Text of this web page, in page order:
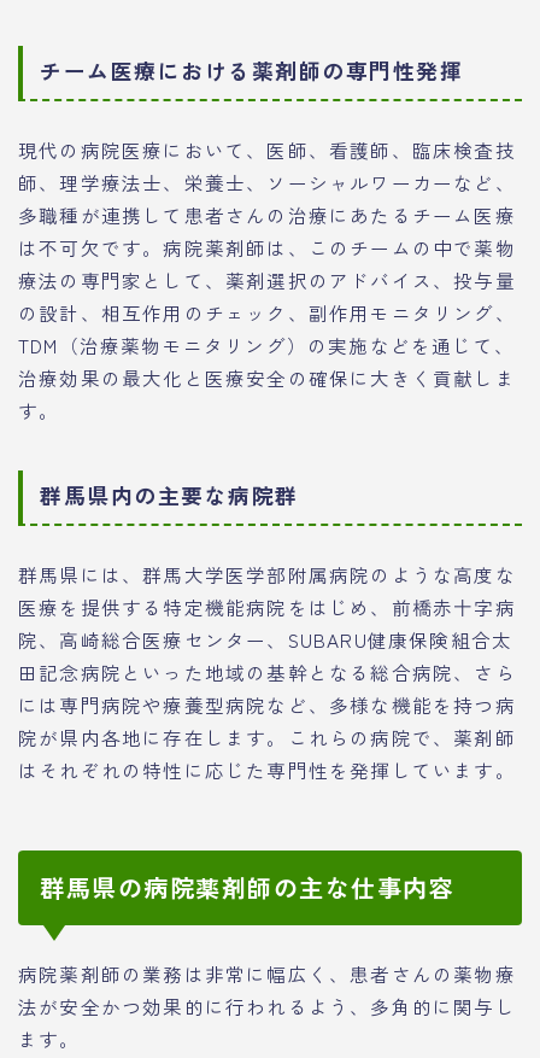
チーム医療における薬剤師の専門性発揮
現代の病院医療において、医師、看護師、臨床検査技
師、理学療法士、栄養士、ソーシャルワーカーなど、
多職種が連携して患者さんの治療にあたるチーム医療
は不可欠です。病院薬剤師は、このチームの中で薬物
療法の専門家として、薬剤選択のアドバイス、投与量
の設計、相互作用のチェック、副作用モニタリング、
TDM（治療薬物モニタリング）の実施などを通じて、
治療効果の最大化と医療安全の確保に大きく貢献しま
す。
群馬県内の主要な病院群
群馬県には、群馬大学医学部附属病院のような高度な
医療を提供する特定機能病院をはじめ、前橋赤十字病
院、高崎総合医療センター、SUBARU健康保険組合太
田記念病院といった地域の基幹となる総合病院、さら
には専門病院や療養型病院など、多様な機能を持つ病
院が県内各地に存在します。これらの病院で、薬剤師
はそれぞれの特性に応じた専門性を発揮しています。
群馬県の病院薬剤師の主な仕事内容
病院薬剤師の業務は非常に幅広く、患者さんの薬物療
法が安全かつ効果的に行われるよう、多角的に関与し
ます。